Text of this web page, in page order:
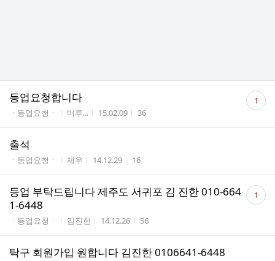
등업요청합니다
게시판명
ㆍ등업요청ㆍ 작성자
머루... 작성시간
15.02.09 조회수
36
댓
글 1
출석
게시판명
ㆍ등업요청ㆍ 작성자
제우 작성시간
14.12.29 조회수
16
등업 부탁드립니다 제주도 서귀포 김 진한 010-664
1-6448
게시판명
ㆍ등업요청ㆍ 작성자
김진한 작성시간
14.12.26 조회수
56
댓
글 1
탁구 회원가입 원합니다 김진한 0106641-6448